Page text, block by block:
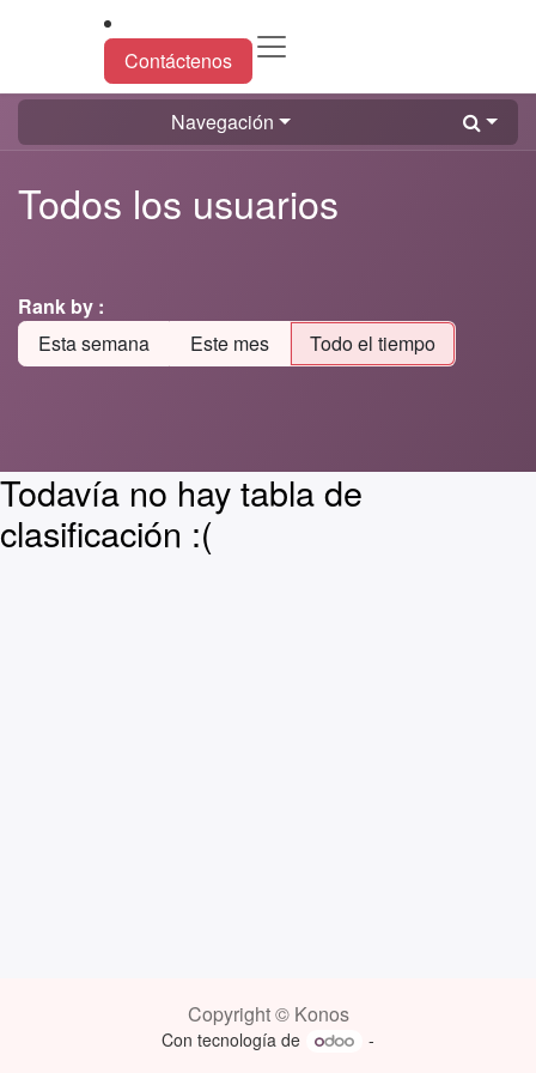
Contáctenos
Navegación
Todos los usuarios
Rank by :
Esta semana
Este mes Todo el tiempo
Todavía no hay tabla de
clasificación :(
Copyright © Konos
Con tecnología de -